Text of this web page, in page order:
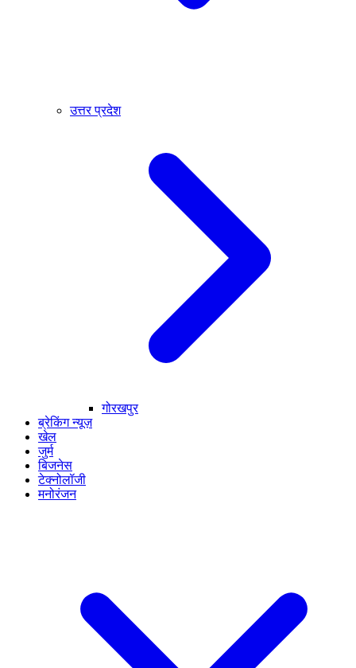
उत्तर प्रदेश
गोरखपुर
ब्रेकिंग न्यूज़
खेल
जुर्म
बिजनेस
टेक्नोलॉजी
मनोरंजन